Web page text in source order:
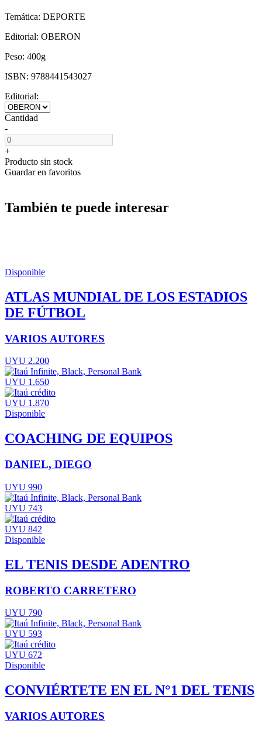
Temática: DEPORTE
Editorial: OBERON
Peso: 400g
ISBN: 9788441543027
Editorial:
Cantidad
-
+
Producto sin stock
Guardar en favoritos
También te puede interesar
Disponible
ATLAS MUNDIAL DE LOS ESTADIOS
DE FÚTBOL
VARIOS AUTORES
UYU 2.200
UYU 1.650
UYU 1.870
Disponible
COACHING DE EQUIPOS
DANIEL, DIEGO
UYU 990
UYU 743
UYU 842
Disponible
EL TENIS DESDE ADENTRO
ROBERTO CARRETERO
UYU 790
UYU 593
UYU 672
Disponible
CONVIÉRTETE EN EL N°1 DEL TENIS
VARIOS AUTORES